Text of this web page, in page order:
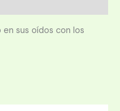
sus oídos con los